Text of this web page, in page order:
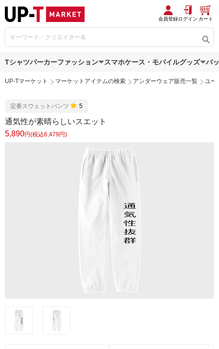
会員登録ログイン カート
Tシャツパーカーファッション スマホケース・モバイルグッズ バ
UP-Tマーケット マーケットアイテムの検索 アンダーウェア販売一覧 ユー
定番スウェットパンツ 5
通気性が素晴らしいスエット
5,890円(税込6,479円)